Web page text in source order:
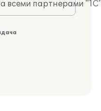
всеми партнерами